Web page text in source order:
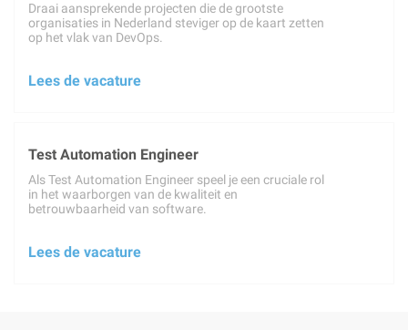
Draai aansprekende projecten die de grootste
organisaties in Nederland steviger op de kaart zetten
op het vlak van DevOps.
Lees de vacature
Test Automation Engineer
Als Test Automation Engineer speel je een cruciale rol
in het waarborgen van de kwaliteit en
betrouwbaarheid van software.
Lees de vacature